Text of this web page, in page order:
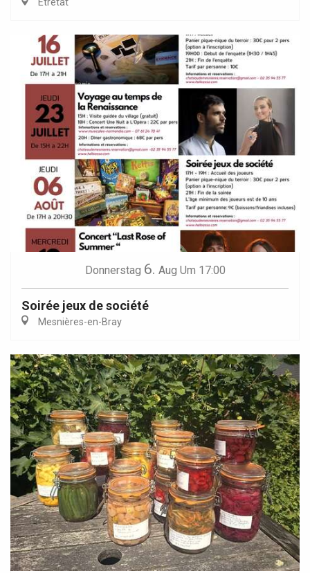
Étretat
Donnerstag 6. Aug Um 17:00
Soirée jeux de société
Mesnières-en-Bray